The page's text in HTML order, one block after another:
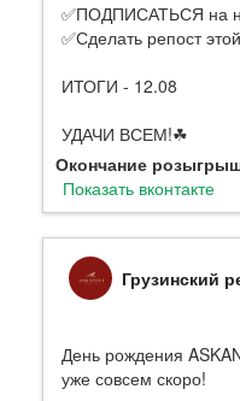
✅ПОДПИСАТЬСЯ на
✅Сделать репост
ИТОГИ - 12.08
УДАЧИ ВСЕМ!☘
Окончание
Показать вконтакте
День рождения
уже совсем скоро!